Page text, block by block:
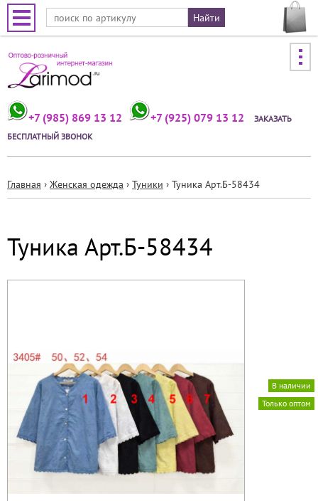
Jump to navigation
+7 (985) 869 13 12 +7 (925) 079 13 12
ЗАКАЗАТЬ
БЕСПЛАТНЫЙ ЗВОНОК
здесь
Главная › Женская одежда › Туники › Туника Арт.Б-58434
Туника Арт.Б-58434
Только оптом
В наличии